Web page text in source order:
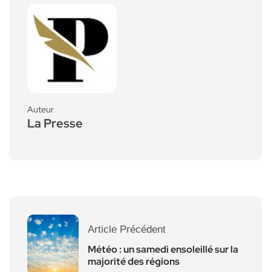
Auteur
La Presse
Article Précédent
Météo : un samedi ensoleillé sur la
majorité des régions